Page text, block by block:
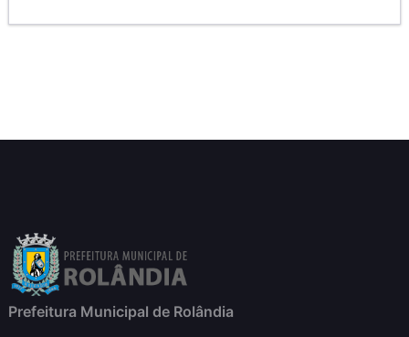
Prefeitura Municipal de Rolândia